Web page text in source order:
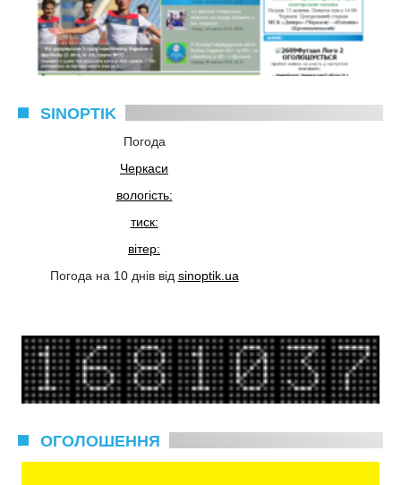
SINOPTIK
Погода
Черкаси
вологість:
тиск:
вітер:
Погода на 10 днів від sinoptik.ua
ОГОЛОШЕННЯ